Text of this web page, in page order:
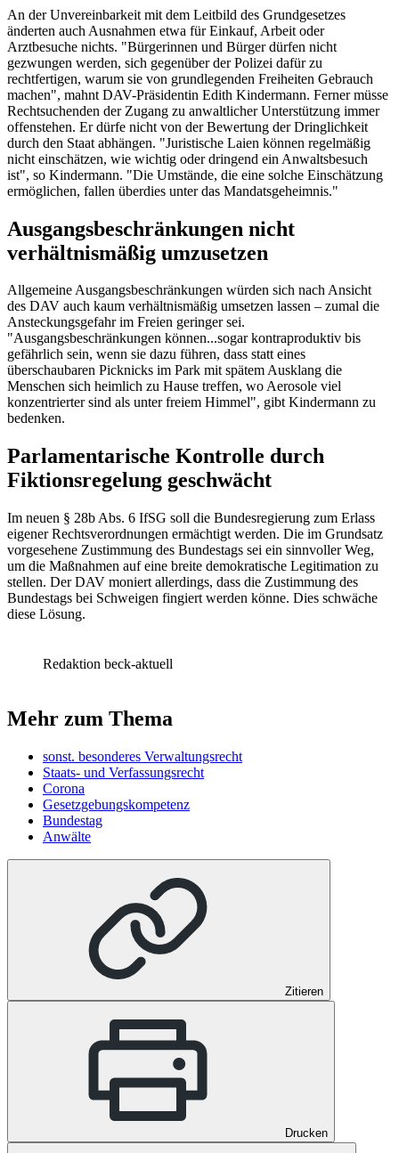
An der Unvereinbarkeit mit dem Leitbild des Grundgesetzes
änderten auch Ausnahmen etwa für Einkauf, Arbeit oder
Arztbesuche nichts. "Bürgerinnen und Bürger dürfen nicht
gezwungen werden, sich gegenüber der Polizei dafür zu
rechtfertigen, warum sie von grundlegenden Freiheiten Gebrauch
machen", mahnt DAV-Präsidentin Edith Kindermann. Ferner müsse
Rechtsuchenden der Zugang zu anwaltlicher Unterstützung immer
offenstehen. Er dürfe nicht von der Bewertung der Dringlichkeit
durch den Staat abhängen. "Juristische Laien können regelmäßig
nicht einschätzen, wie wichtig oder dringend ein Anwaltsbesuch
ist", so Kindermann. "Die Umstände, die eine solche Einschätzung
ermöglichen, fallen überdies unter das Mandatsgeheimnis."
Ausgangsbeschränkungen nicht
verhältnismäßig umzusetzen
Allgemeine Ausgangsbeschränkungen würden sich nach Ansicht
des DAV auch kaum verhältnismäßig umsetzen lassen – zumal die
Ansteckungsgefahr im Freien geringer sei.
"Ausgangsbeschränkungen können...sogar kontraproduktiv bis
gefährlich sein, wenn sie dazu führen, dass statt eines
überschaubaren Picknicks im Park mit spätem Ausklang die
Menschen sich heimlich zu Hause treffen, wo Aerosole viel
konzentrierter sind als unter freiem Himmel", gibt Kindermann zu
bedenken.
Parlamentarische Kontrolle durch
Fiktionsregelung geschwächt
Im neuen § 28b Abs. 6 IfSG soll die Bundesregierung zum Erlass
eigener Rechtsverordnungen ermächtigt werden. Die im Grundsatz
vorgesehene Zustimmung des Bundestags sei ein sinnvoller Weg,
um die Maßnahmen auf eine breite demokratische Legitimation zu
stellen. Der DAV moniert allerdings, dass die Zustimmung des
Bundestags bei Schweigen fingiert werden könne. Dies schwäche
diese Lösung.
Redaktion beck-aktuell
Mehr zum Thema
sonst. besonderes Verwaltungsrecht
Staats- und Verfassungsrecht
Corona
Gesetzgebungskompetenz
Bundestag
Anwälte
Zitieren
Drucken